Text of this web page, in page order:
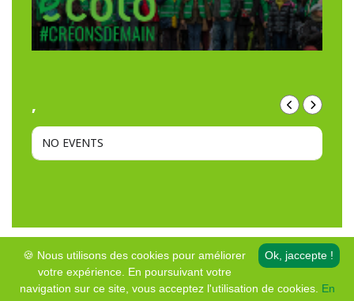
,
NO EVENTS
© Copyright • Ecolo – Genappe
Ok, jaccepte !
🍪 Nous utilisons des cookies pour améliorer
votre expérience. En poursuivant votre
navigation sur ce site, vous acceptez l'utilisation de cookies. En